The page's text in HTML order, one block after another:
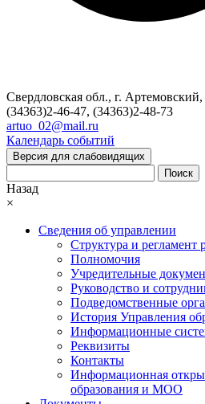
Свердловская обл., г.
(34363)2-46-47, (34363)2-48-73
artuo_02@mail.ru
Календарь событий
Версия для слабовидящих
Поиск
Назад
×
Сведения об управлении
Структура и регламент
Полномочия
Учредительные
Руководство и
Подведомственные
История Управления
Информационные
Реквизиты
Контакты
Информационная
образования и МОО